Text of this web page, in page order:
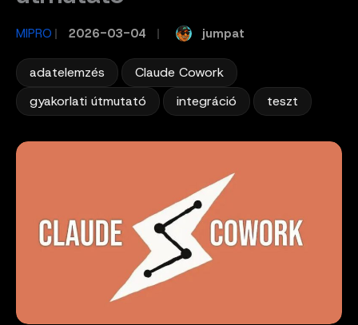
MIPRO / 2026-03-04 jumpat
adatelemzés Claude Cowork
gyakorlati útmutató
integráció teszt